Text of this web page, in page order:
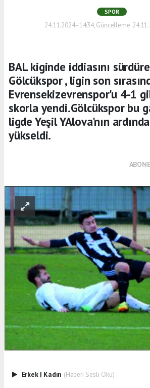
SPOR
24.11.2024 - 14:34, Güncelleme:
BAL kiginde iddiasını
Gölcükspor , ligin son
Evrensekizevrenspor'u 4-1
skorla yendi.Gölcükspor bu
ligde Yeşil YAlova'nın
yükseldi.
Erkek | Kadın (Haberi Sesli Oku)